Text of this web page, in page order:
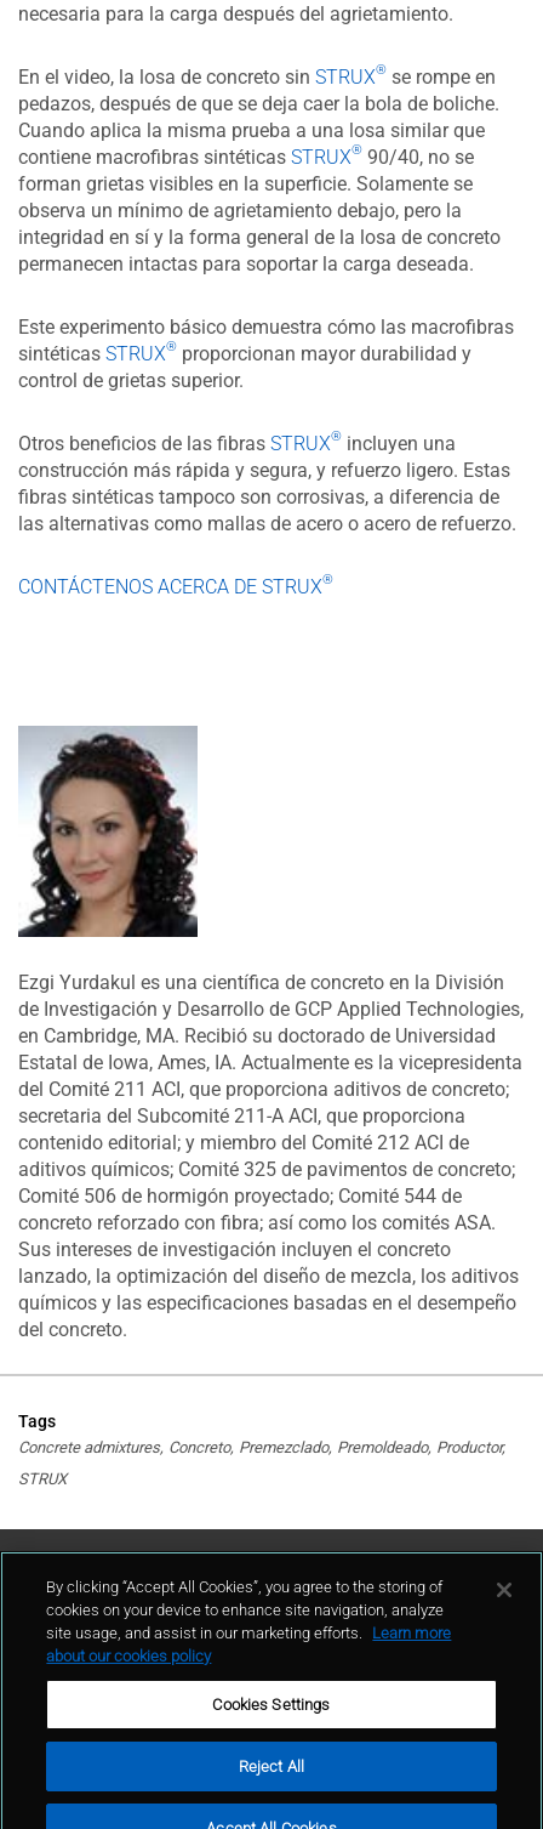
necesaria para la carga después del agrietamiento.
En el video, la losa de concreto sin STRUX® se rompe en
pedazos, después de que se deja caer la bola de boliche.
Cuando aplica la misma prueba a una losa similar que
contiene macrofibras sintéticas STRUX® 90/40, no se
forman grietas visibles en la superficie. Solamente se
observa un mínimo de agrietamiento debajo, pero la
integridad en sí y la forma general de la losa de concreto
permanecen intactas para soportar la carga deseada.
Este experimento básico demuestra cómo las macrofibras
sintéticas STRUX® proporcionan mayor durabilidad y
control de grietas superior.
Otros beneficios de las fibras STRUX® incluyen una
construcción más rápida y segura, y refuerzo ligero. Estas
fibras sintéticas tampoco son corrosivas, a diferencia de
las alternativas como mallas de acero o acero de refuerzo.
​CONTÁCTENOS ACERCA DE STRUX®
Ezgi Yurdakul es una científica de concreto en la División
de Investigación y Desarrollo de GCP Applied Technologies,
en Cambridge, MA. Recibió su doctorado de Universidad
Estatal de Iowa, Ames, IA. Actualmente es la vicepresidenta
del Comité 211 ACI, que proporciona aditivos de concreto;
secretaria del Subcomité 211-A ACI, que proporciona
contenido editorial; y miembro del Comité 212 ACI de
aditivos químicos; Comité 325 de pavimentos de concreto;
Comité 506 de hormigón proyectado; Comité 544 de
concreto reforzado con fibra; así como los comités ASA.
Sus intereses de investigación incluyen el concreto
lanzado, la optimización del diseño de mezcla, los aditivos
químicos y las especificaciones basadas en el desempeño
del concreto.
Tags
Concrete admixtures Concreto Premezclado Premoldeado Productor
STRUX
Contáctenos
Mapa del sitio
By clicking “Accept All Cookies”, you agree to the storing of
cookies on your device to enhance site navigation, analyze
site usage, and assist in our marketing efforts.
Learn more
about our cookies policy
Cookies Settings
Reject All